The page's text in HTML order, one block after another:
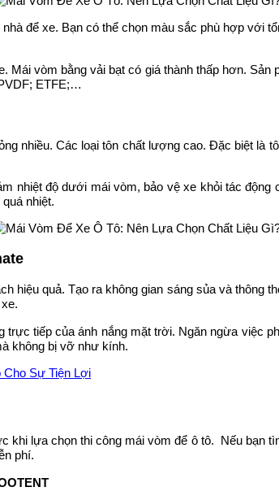
để xe. Bạn có thể chọn màu sắc phù hợp với
vòm bằng vải bạt có giá thành thấp hơn.
ETFE;…
nhiều. Các loại tôn chất lượng cao. Đặc biệt là
nhiệt độ dưới mái vòm, bảo vệ xe khỏi tác
nhiệt.
hiệu quả. Tạo ra không gian sáng sủa và thông
tiếp của ánh nắng mặt trời. Ngăn ngừa việc
không bị vỡ như kính.
Cho Sự Tiện Lợi
khi lựa chọn thi công mái vòm để ô tô. Nếu bạn
phí.